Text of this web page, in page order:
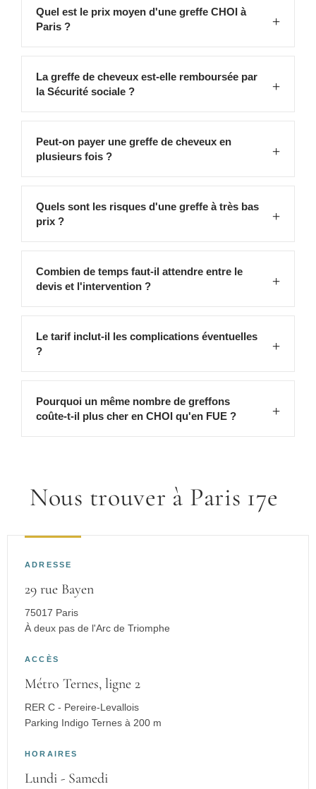
Quel est le prix moyen d'une greffe CHOI à
Paris ?
La greffe de cheveux est-elle remboursée par
la Sécurité sociale ?
Peut-on payer une greffe de cheveux en
plusieurs fois ?
Quels sont les risques d'une greffe à très bas
prix ?
Combien de temps faut-il attendre entre le
devis et l'intervention ?
Le tarif inclut-il les complications éventuelles
?
Pourquoi un même nombre de greffons
coûte-t-il plus cher en CHOI qu'en FUE ?
Nous trouver à Paris 17e
ADRESSE
29 rue Bayen
75017 Paris
À deux pas de l'Arc de Triomphe
ACCÈS
Métro Ternes, ligne 2
RER C - Pereire-Levallois
Parking Indigo Ternes à 200 m
HORAIRES
Lundi - Samedi